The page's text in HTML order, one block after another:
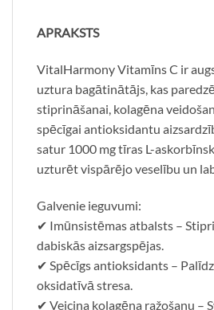
APRAKSTS
VitalHarmony Vitamīns C ir
uztura bagātinātājs, kas
stiprināšanai, kolagēna
spēcīgai antioksidantu
satur 1000 mg tīras L-
uzturēt vispārējo veselību un
Galvenie ieguvumi:
✔ Imūnsistēmas atbalsts –
dabiskās aizsargspējas.
✔ Spēcīgs antioksidants –
oksidatīvā stresa.
✔ Veicina kolagēna ražošanu –